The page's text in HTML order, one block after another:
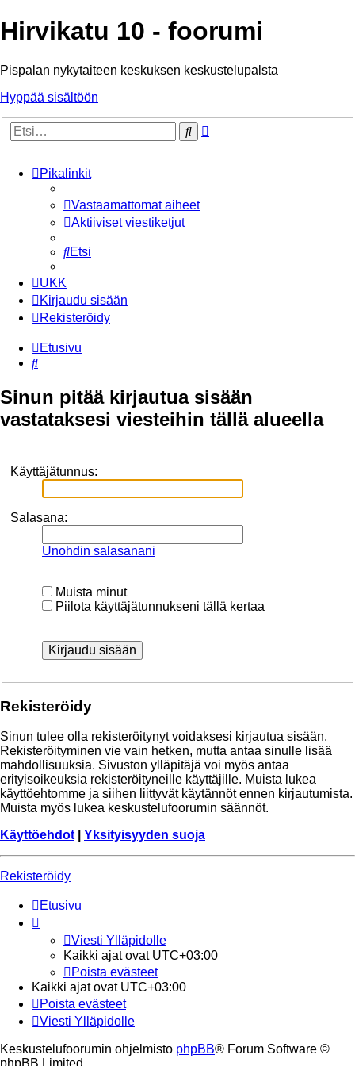
Hirvikatu 10 - foorumi
Pispalan nykytaiteen keskuksen keskustelupalsta
Hyppää sisältöön
Etsi
Pikalinkit
Vastaamattomat aiheet
Aktiiviset viestiketjut
Etsi
UKK
Kirjaudu sisään
Rekisteröidy
Etusivu
Etsi
Sinun pitää kirjautua sisään
vastataksesi viesteihin tällä alueella
Käyttäjätunnus:
Salasana:
Unohdin salasanani
Muista minut
Piilota käyttäjätunnukseni tällä kertaa
Rekisteröidy
Sinun tulee olla rekisteröitynyt voidaksesi kirjautua sisään.
Rekisteröityminen vie vain hetken, mutta antaa sinulle lisää
mahdollisuuksia. Sivuston ylläpitäjä voi myös antaa
erityisoikeuksia rekisteröityneille käyttäjille. Muista lukea
käyttöehtomme ja siihen liittyvät käytännöt ennen kirjautumista.
Muista myös lukea keskustelufoorumin säännöt.
Käyttöehdot
Yksityisyyden suoja
Rekisteröidy
Etusivu
Viesti Ylläpidolle
Kaikki ajat ovat UTC+03:00
Poista evästeet
Kaikki ajat ovat UTC+03:00
Poista evästeet
Viesti Ylläpidolle
Keskustelufoorumin ohjelmisto phpBB® Forum Software ©